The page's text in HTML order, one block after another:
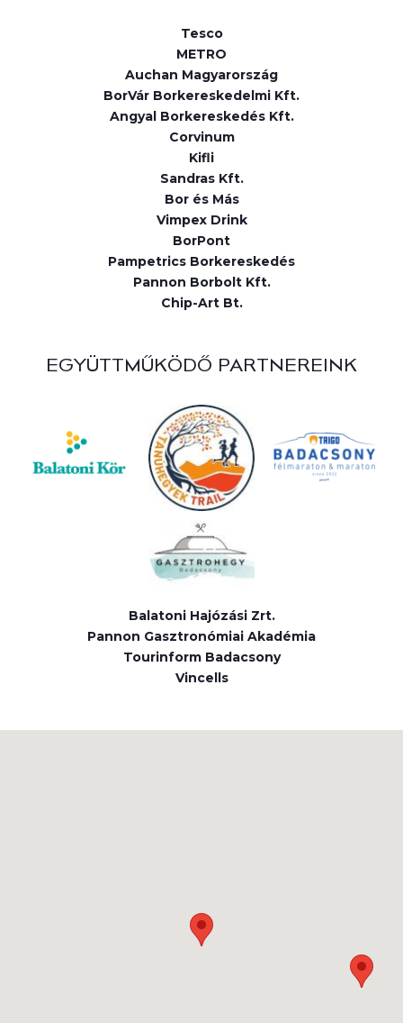
Tesco
METRO
Auchan Magyarország
BorVár Borkereskedelmi Kft.
Angyal Borkereskedés Kft.
Corvinum
Kifli
Sandras Kft.
Bor és Más
Vimpex Drink
BorPont
Pampetrics Borkereskedés
Pannon Borbolt Kft.
Chip-Art Bt.
EGYÜTTMŰKÖDŐ PARTNEREINK
Balatoni Hajózási Zrt.
Pannon Gasztronómiai Akadémia
Tourinform Badacsony
Vincells